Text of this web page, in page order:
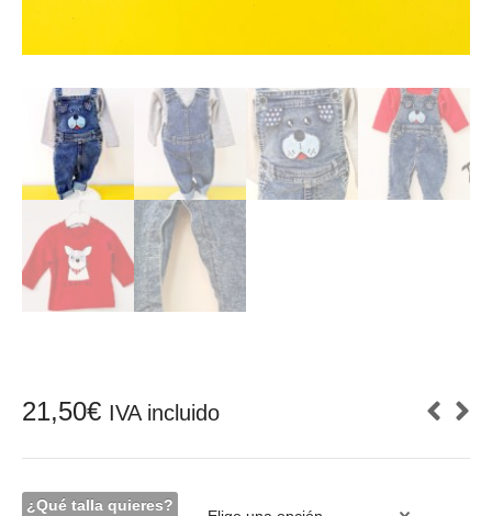
21,50€ IVA incluido
¿Qué talla quieres?